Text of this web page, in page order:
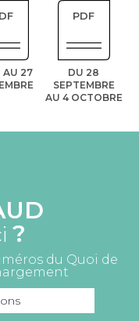
AU 27
PDF
DU 28
SEPTEMBRE
AU 4 OCTOBRE
?
du Quoi de